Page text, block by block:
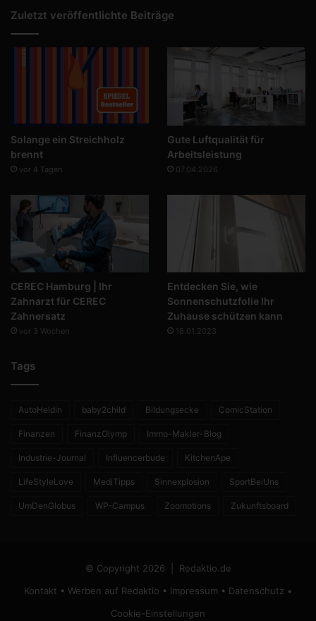
Zuletzt veröffentlichte Beiträge
Solange ein Streichholz
brennt
vor 4 Tagen
Gute Luftqualität für
Arbeitsleistung
07.04.2026
CEREC Hamburg | Ihr
Zahnarzt für CEREC
Zahnersatz
vor 3 Wochen
Entdecken Sie, wie
Sonnenschutzfolie Ihr
Zuhause schützen kann
18.01.2023
Tags
AutoHeldin baby2child Bildungsecke ComicStation
Finanzen FinanzOlymp Immo-Makler-Blog
Industrie-Journal Influencerbude KitchenApe
LifeStyleLove MediTipps Sinnexplosion SportBeiUns
UmDenGlobus WP-Campus Zoomotions Zukunftsboard
© Copyright 2026 | Redaktio.de
Kontakt • Werben auf Redaktio • Impressum • Datenschutz •
Cookie-Einstellungen